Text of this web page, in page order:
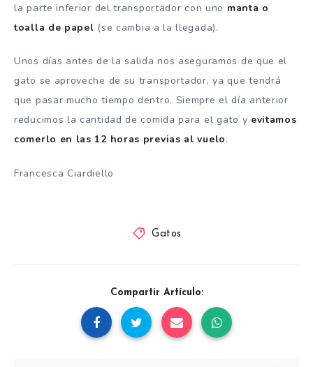
la parte inferior del transportador con uno manta o
toalla de papel (se cambia a la llegada).
Unos días antes de la salida nos aseguramos de que el
gato se aproveche de su transportador, ya que tendrá
que pasar mucho tiempo dentro. Siempre el día anterior
reducimos la cantidad de comida para el gato y evitamos
comerlo en las 12 horas previas al vuelo.
Francesca Ciardiello
Gatos
Compartir Artículo: